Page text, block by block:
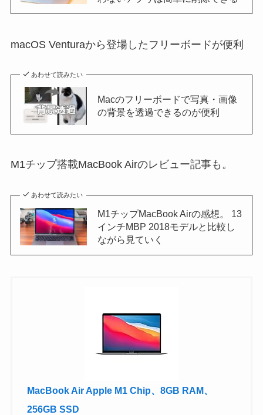
macOS Venturaから登場したフリーボードが便利
あわせて読みたい
Macのフリーボードで写真・画像
の背景を透過できるのが便利
M1チップ搭載MacBook Airのレビュー記事も。
あわせて読みたい
M1チップMacBook Airの感想。 13
インチMBP 2018モデルと比較し
ながら見ていく
MacBook Air Apple M1 Chip、8GB RAM、
256GB SSD